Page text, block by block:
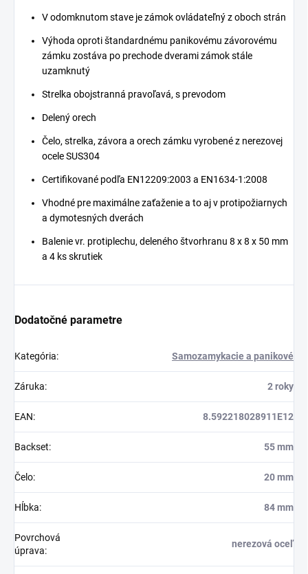
V odomknutom stave je zámok ovládateľný z oboch strán
Výhoda oproti štandardnému panikovému závorovému
zámku zostáva po prechode dverami zámok stále
uzamknutý
Strelka obojstranná pravoľavá, s prevodom
Delený orech
Čelo, strelka, závora a orech zámku vyrobené z nerezovej
ocele SUS304
Certifikované podľa EN12209:2003 a EN1634-1:2008
Vhodné pre maximálne zaťaženie a to aj v protipožiarnych
a dymotesných dverách
Balenie vr. protiplechu, deleného štvorhranu 8 x 8 x 50 mm
a 4 ks skrutiek
Dodatočné parametre
Kategória: Samozamykacie a panikové
Záruka: 2 roky
EAN: 8.592218028911E12
Backset: 55 mm
Čelo: 20 mm
Hĺbka: 84 mm
Povrchová
úprava:
nerezová oceľ